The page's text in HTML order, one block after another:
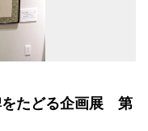
をたどる企画展 第